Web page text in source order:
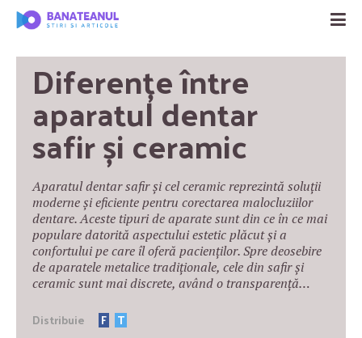
Diferențe între
aparatul dentar
safir și ceramic
Aparatul dentar safir și cel ceramic reprezintă soluții
moderne și eficiente pentru corectarea malocluziilor
dentare. Aceste tipuri de aparate sunt din ce în ce mai
populare datorită aspectului estetic plăcut și a
confortului pe care îl oferă pacienților. Spre deosebire
de aparatele metalice tradiționale, cele din safir și
ceramic sunt mai discrete, având o transparență…
Distribuie F T